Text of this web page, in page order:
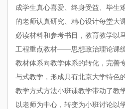
成学生真心喜爱、终身受益、毕生
的老师认真研究、精心设计每堂大
必读材料和参考书目，教育教学以
工程重点教材——思想政治理论课
教材体系向教学体系的转化，完善
与式教学，形成具有北京大学特色
教学方式方法小班课教学带动了教
以老师为中心，转变为小班讨论以